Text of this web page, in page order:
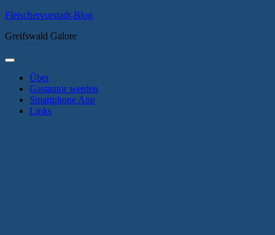
Zum
springen
Fleischervorstadt-Blog
Greifswald Galore
Primäres
Über
Gastautor werden
Smartphone App
Links